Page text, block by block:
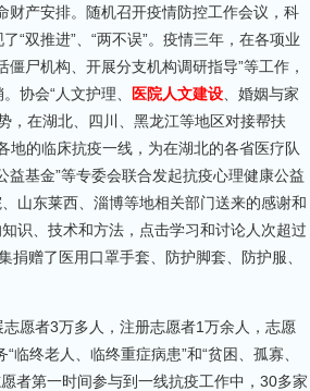
财产安排。随机召开疫情防控工作会议，科
“双推进”、“两不误”。疫情三年，在各项业
尸机构、开展分支机构调研指导”等工作，
协会“人文护理、
医院人文建设 、婚姻与家
，在湖北、四川、黑龙江等地区对接帮扶
的临床抗疫一线，为在湖北的各省医疗队
基金”等专委会联合发起抗疫心理健康公益
山东莱西、淄博等地相关部门送来的感谢和
识、技术和方法，点击学习和讨论人次超过
赠了医用口罩手套、防护脚套、防护服、
愿者3万多人，注册志愿者1万余人，志愿
终老人、临终重症病患”和“贫困、孤寡、
者第一时间参与到一线抗疫工作中，30多家